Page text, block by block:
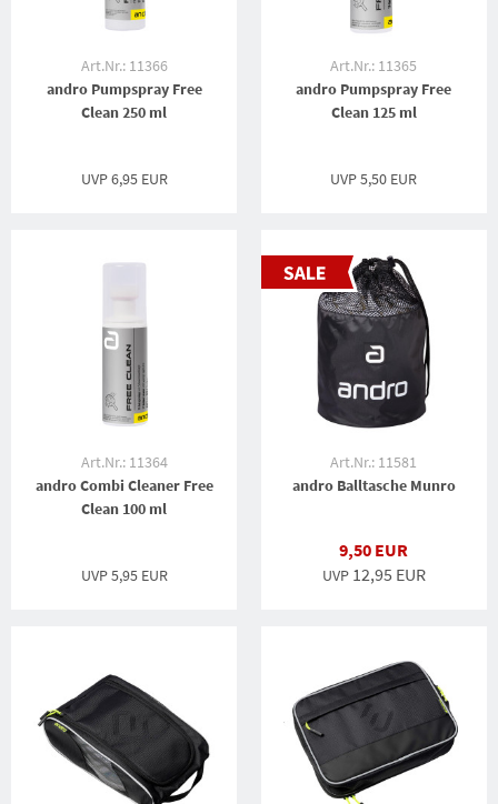
Art.Nr.: 11366
andro Pumpspray Free
Clean 250 ml
UVP6,95 EUR
Art.Nr.: 11365
andro Pumpspray Free
Clean 125 ml
UVP5,50 EUR
Art.Nr.: 11364
andro Combi Cleaner Free
Clean 100 ml
UVP5,95 EUR
Art.Nr.: 11581
andro Balltasche Munro
9,50 EUR
UVP 12,95 EUR